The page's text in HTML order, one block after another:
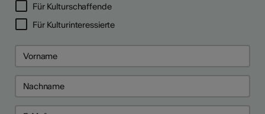
Für Kulturschaffende
Für Kulturinteressierte